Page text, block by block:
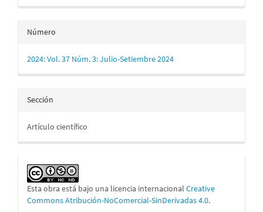
Número
2024: Vol. 37 Núm. 3: Julio-Setiembre 2024
Sección
Artículo científico
Esta obra está bajo una licencia internacional Creative
Commons Atribución-NoComercial-SinDerivadas 4.0.